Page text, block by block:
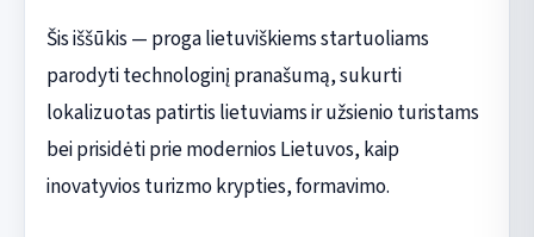
Šis iššūkis — proga lietuviškiems startuoliams
parodyti technologinį pranašumą, sukurti
lokalizuotas patirtis lietuviams ir užsienio turistams
bei prisidėti prie modernios Lietuvos, kaip
inovatyvios turizmo krypties, formavimo.